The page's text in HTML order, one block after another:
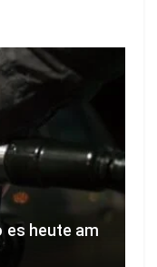
es heute am